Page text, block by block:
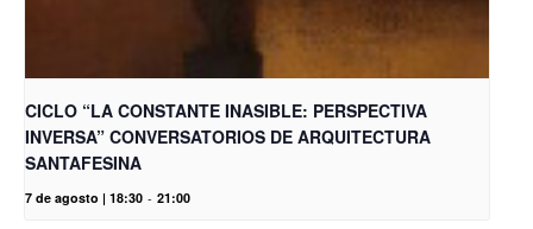
CICLO “LA CONSTANTE INASIBLE: PERSPECTIVA
INVERSA” CONVERSATORIOS DE ARQUITECTURA
SANTAFESINA
7 de agosto | 18:30 - 21:00